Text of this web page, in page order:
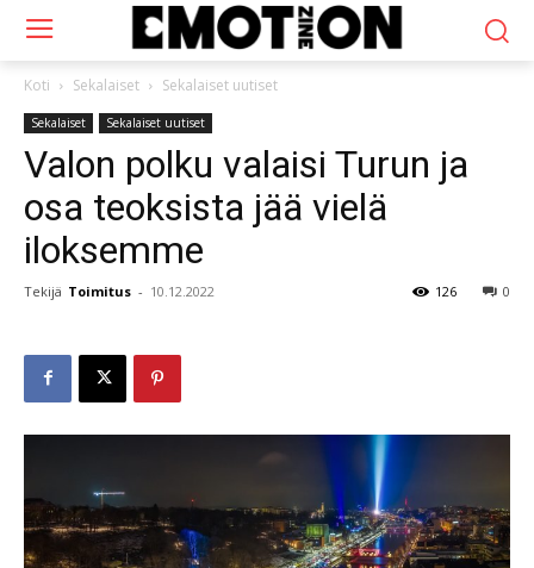
Koti Sekalaiset Sekalaiset uutiset
Sekalaiset Sekalaiset uutiset
Valon polku valaisi Turun ja
osa teoksista jää vielä
iloksemme
Tekijä Toimitus - 10.12.2022 0
126